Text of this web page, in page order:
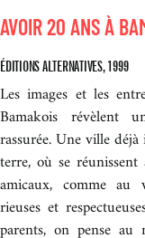
AVOIR 20 ANS À
ÉDITIONS ALTERNATIVES, 1999
Les images et les
Bamakois révèlent
rassurée. Une ville
terre, où se
amicaux, comme au
rieuses et
parents, on pense